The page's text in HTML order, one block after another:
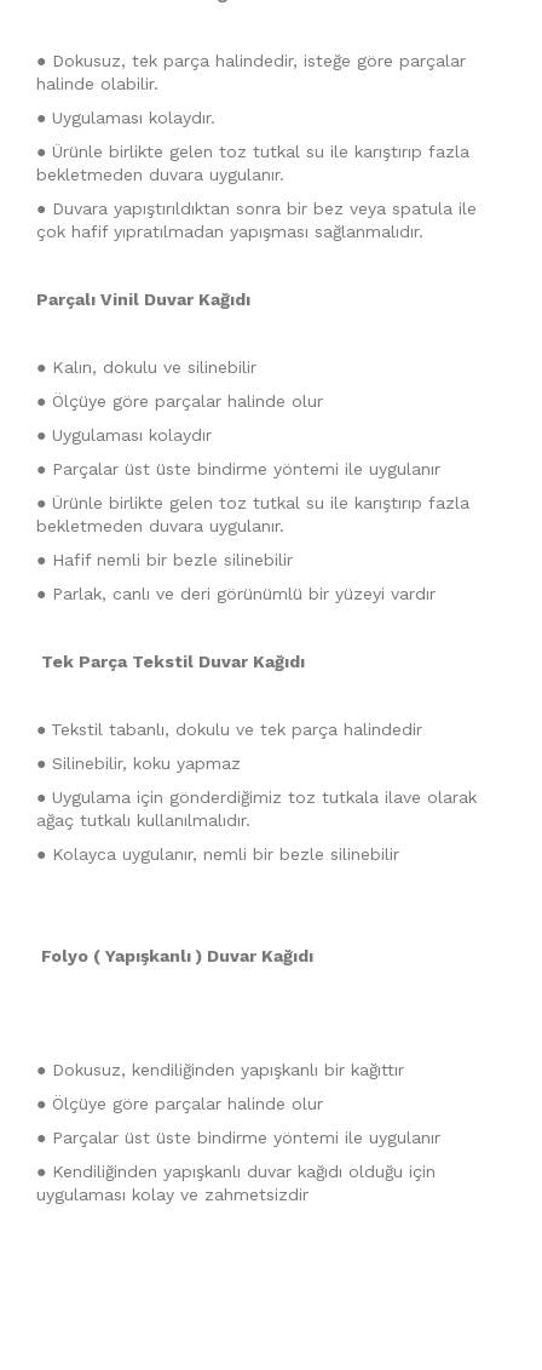
● Dokusuz, tek parça halindedir, isteğe göre parçalar
halinde olabilir.
● Uygulaması kolaydır.
● Ürünle birlikte gelen toz tutkal su ile karıştırıp fazla
bekletmeden duvara uygulanır.
● Duvara yapıştırıldıktan sonra bir bez veya spatula ile
çok hafif yıpratılmadan yapışması sağlanmalıdır.
Parçalı Vinil Duvar Kağıdı
● Kalın, dokulu ve silinebilir
● Ölçüye göre parçalar halinde olur
● Uygulaması kolaydır
● Parçalar üst üste bindirme yöntemi ile uygulanır
● Ürünle birlikte gelen toz tutkal su ile karıştırıp fazla
bekletmeden duvara uygulanır.
● Hafif nemli bir bezle silinebilir
● Parlak, canlı ve deri görünümlü bir yüzeyi vardır
Tek Parça Tekstil Duvar Kağıdı
● Tekstil tabanlı, dokulu ve tek parça halindedir
● Silinebilir, koku yapmaz
● Uygulama için gönderdiğimiz toz tutkala ilave olarak
ağaç tutkalı kullanılmalıdır.
● Kolayca uygulanır, nemli bir bezle silinebilir
Folyo ( Yapışkanlı ) Duvar Kağıdı
● Dokusuz, kendiliğinden yapışkanlı bir kağıttır
● Ölçüye göre parçalar halinde olur
● Parçalar üst üste bindirme yöntemi ile uygulanır
● Kendiliğinden yapışkanlı duvar kağıdı olduğu için
uygulaması kolay ve zahmetsizdir